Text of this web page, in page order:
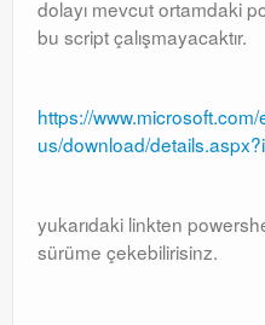
dolayı mevcut ortamdaki
bu script çalışmayacaktır.
https://www.microsoft.com/
us/download/
yukarıdaki linkten
sürüme çekebilirisinz.